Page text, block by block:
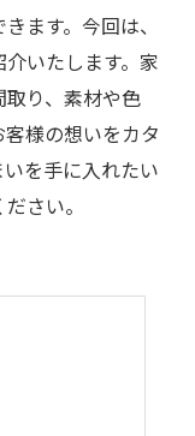
ます。今回は、
いたします。家
り、素材や色
様の想いをカタ
を手に入れたい
さい。